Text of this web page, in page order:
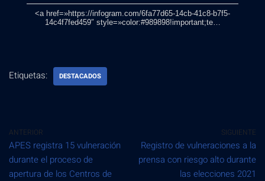
<a href=»https://infogram.com/6fa77d65-14cb-41c8-b7f5-
14c4f7fed459″ style=»color:#989898!important;te…
Etiquetas: DESTACADOS
ANTERIOR
APES registra 15 vulneración
durante el proceso de
apertura de los Centros de
SIGUIENTE
Registro de vulneraciones a la
prensa con riesgo alto durante
las elecciones 2021